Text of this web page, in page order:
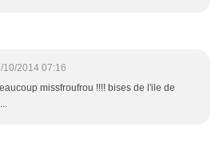
10/2014 07:16
missfroufrou !!!! bises de l'ile de